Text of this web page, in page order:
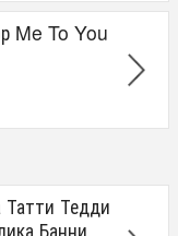
Me To You
Тедди
Банни